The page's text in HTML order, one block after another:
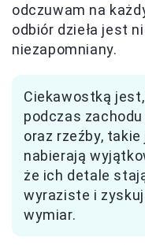
odczuwam na
odbiór dzieła jest
niezapomniany.
Ciekawostką
podczas
oraz rzeźby,
nabierają
że ich detale
wyraziste i
wymiar.